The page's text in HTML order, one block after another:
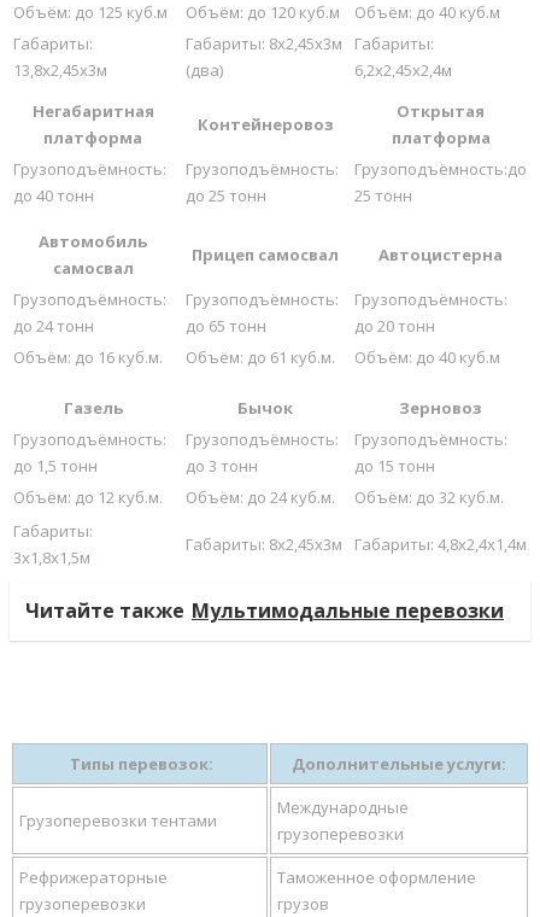
Объём: до 125 куб.м
Объём: до 120 куб.м
Объём: до 40 куб.м
Габариты:
13,8х2,45х3м
Габариты: 8х2,45х3м
(два)
Габариты:
6,2х2,45х2,4м
Негабаритная
платформа
Контейнеровоз
Открытая
платформа
Грузоподъёмность:
до 40 тонн
Грузоподъёмность:
до 25 тонн
Грузоподъёмность:до
25 тонн
Автомобиль
самосвал
Прицеп самосвал Автоцистерна
Грузоподъёмность:
до 24 тонн
Грузоподъёмность:
до 65 тонн
Грузоподъёмность:
до 20 тонн
Объём: до 16 куб.м.
Объём: до 61 куб.м. Объём: до 40 куб.м
Газель Бычок
Зерновоз
Грузоподъёмность:
до 1,5 тонн
Грузоподъёмность:
до 3 тонн
Грузоподъёмность:
до 15 тонн
Объём: до 12 куб.м.
Объём: до 24 куб.м.
Объём: до 32 куб.м.
Габариты:
3х1,8х1,5м
Габариты: 8х2,45х3м Габариты: 4,8х2,4х1,4м
Читайте также Мультимодальные перевозки
Типы перевозок: Дополнительные услуги:
Грузоперевозки тентами
Международные
грузоперевозки
Рефрижераторные
грузоперевозки
Таможенное оформление
грузов